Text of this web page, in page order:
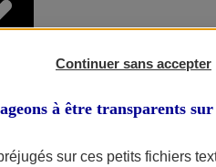
Continuer sans accepter
à être transparents
sur ces petits fichiers